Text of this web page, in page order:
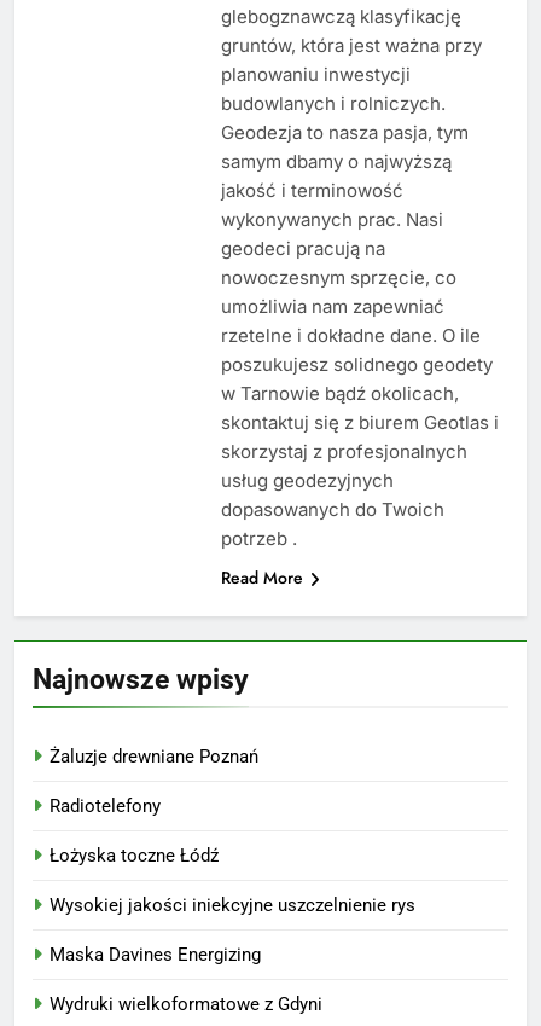
glebogznawczą klasyfikację
gruntów, która jest ważna przy
planowaniu inwestycji
budowlanych i rolniczych.
Geodezja to nasza pasja, tym
samym dbamy o najwyższą
jakość i terminowość
wykonywanych prac. Nasi
geodeci pracują na
nowoczesnym sprzęcie, co
umożliwia nam zapewniać
rzetelne i dokładne dane. O ile
poszukujesz solidnego geodety
w Tarnowie bądź okolicach,
skontaktuj się z biurem Geotlas i
skorzystaj z profesjonalnych
usług geodezyjnych
dopasowanych do Twoich
potrzeb .
Read More
Najnowsze wpisy
Żaluzje drewniane Poznań
Radiotelefony
Łożyska toczne Łódź
Wysokiej jakości iniekcyjne uszczelnienie rys
Maska Davines Energizing
Wydruki wielkoformatowe z Gdyni